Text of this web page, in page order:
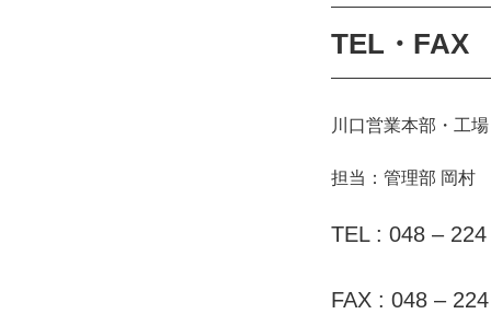
TEL・FAX
川口営業本部・工場
担当：管理部 岡村
TEL : 048 –
FAX : 048 –